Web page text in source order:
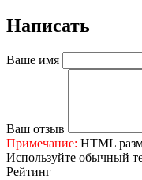
Написать
Ваше имя
Ваш отзыв
Примечание: HTML
Используйте обычный
Рейтинг